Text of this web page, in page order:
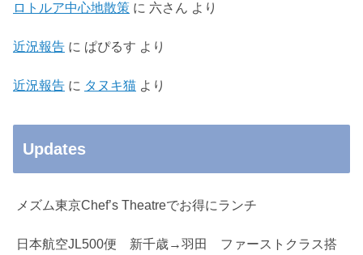
ロトルア中心地散策 に 六さん より
近況報告 に ぱぴるす より
近況報告 に タヌキ猫 より
Updates
メズム東京Chef’s Theatreでお得にランチ
日本航空JL500便 新千歳→羽田 ファーストクラス搭